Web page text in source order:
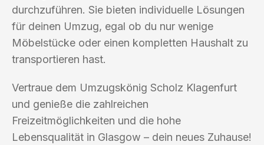
durchzuführen. Sie bieten individuelle Lösungen
für deinen Umzug, egal ob du nur wenige
Möbelstücke oder einen kompletten Haushalt zu
transportieren hast.
Vertraue dem Umzugskönig Scholz Klagenfurt
und genieße die zahlreichen
Freizeitmöglichkeiten und die hohe
Lebensqualität in Glasgow – dein neues Zuhause!